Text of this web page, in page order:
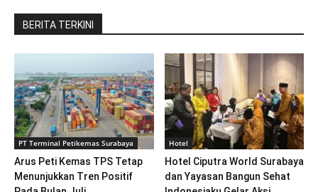
BERITA TERKINI
PT Terminal Petikemas Surabaya
Arus Peti Kemas TPS Tetap
Menunjukkan Tren Positif
Hotel
Hotel Ciputra World Surabaya
dan Yayasan Bangun Sehat